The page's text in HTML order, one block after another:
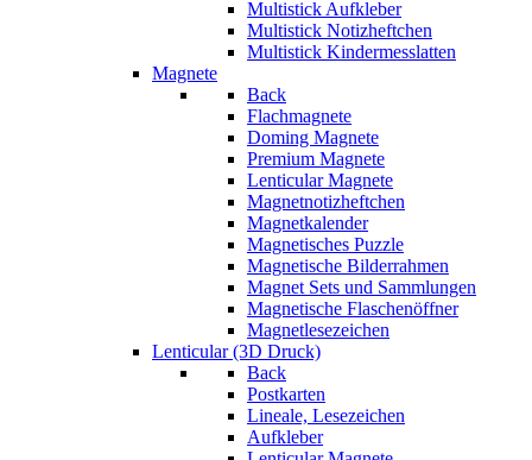
Multistick Aufkleber
Multistick Notizheftchen
Multistick Kindermesslatten
Magnete
Back
Flachmagnete
Doming Magnete
Premium Magnete
Lenticular Magnete
Magnetnotizheftchen
Magnetkalender
Magnetisches Puzzle
Magnetische Bilderrahmen
Magnet Sets und Sammlungen
Magnetische Flaschenöffner
Magnetlesezeichen
Lenticular (3D Druck)
Back
Postkarten
Lineale, Lesezeichen
Aufkleber